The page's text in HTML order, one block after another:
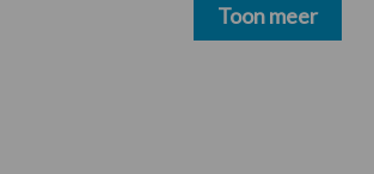
Toon meer